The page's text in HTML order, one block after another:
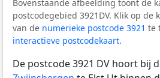
Bovenstaande afbeelding toont de
postcodegebied 3921DV. Klik op de
van de numerieke postcode 3921 te
interactieve postcodekaart.
De postcode 3921 DV hoort bij